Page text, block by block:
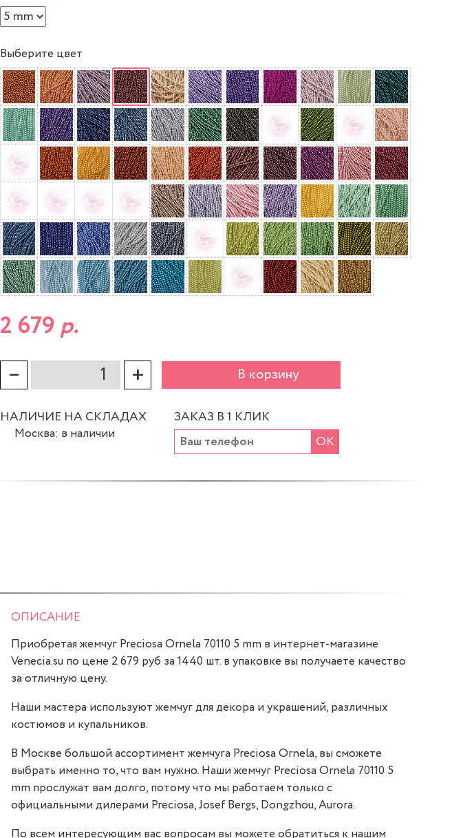
Выберите цвет
2 679 р.
– + В корзину
НАЛИЧИЕ НА СКЛАДАХ
Москва: в наличии
ЗАКАЗ В 1 КЛИК
ОК
ОПИСАНИЕ
Приобретая жемчуг Preciosa Ornela 70110 5 mm в интернет-магазине
Venecia.su по цене 2 679 руб за 1440 шт. в упаковке вы получаете качество
за отличную цену.
Наши мастера используют жемчуг для декора и украшений, различных
костюмов и купальников.
В Москве большой ассортимент жемчуга Preciosa Ornela, вы сможете
выбрать именно то, что вам нужно. Наши жемчуг Preciosa Ornela 70110 5
mm прослужат вам долго, потому что мы работаем только с
официальными дилерами Preciosa, Josef Bergs, Dongzhou, Aurora.
По всем интересующим вас вопросам вы можете обратиться к нашим